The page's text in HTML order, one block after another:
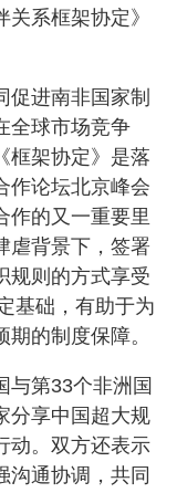
系框架协定》
促进南非国家制
全球市场竞争
框架协定》是落
作论坛北京峰会
作的又一重要里
虐背景下，签署
规则的方式享受
基础，有助于为
的制度保障。
与第33个非洲国
分享中国超大规
动。双方还表示
沟通协调，共同